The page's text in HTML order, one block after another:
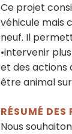
Ce projet
véhicule mais
neuf. Il
•intervenir
et des actions
être animal
RÉSUMÉ
Nous